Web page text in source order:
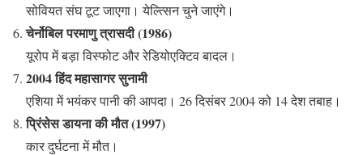
सोवियत संघ टूट जाएगा। येल्त्सिन चुने जाएंगे।
चेर्नोबिल परमाणु त्रासदी (1986)
यूरोप में बड़ा विस्फोट और रेडियोएक्टिव बादल।
2004 हिंद महासागर सुनामी
एशिया में भयंकर पानी की आपदा। 26 दिसंबर 2004 को 14 देश तबाह।
प्रिंसेस डायना की मौत (1997)
कार दुर्घटना में मौत।